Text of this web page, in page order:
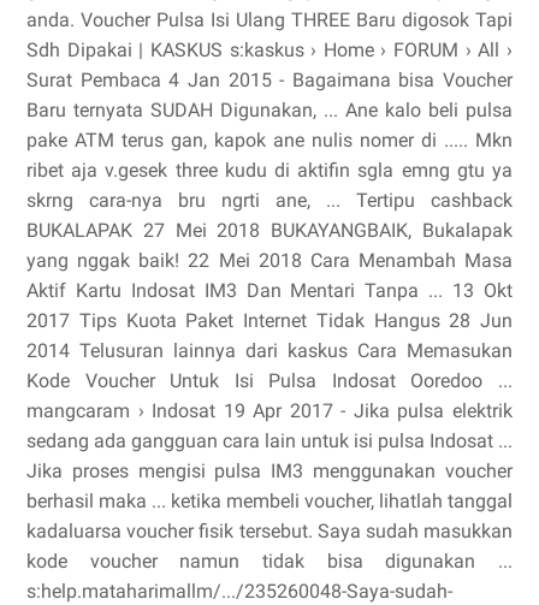
anda. Voucher Pulsa Isi Ulang THREE Baru digosok Tapi
Sdh Dipakai | KASKUS s:kaskus › Home › FORUM › All ›
Surat Pembaca 4 Jan 2015 - Bagaimana bisa Voucher
Baru ternyata SUDAH Digunakan, ... Ane kalo beli pulsa
pake ATM terus gan, kapok ane nulis nomer di ..... Mkn
ribet aja v.gesek three kudu di aktifin sgla emng gtu ya
skrng cara-nya bru ngrti ane, ... Tertipu cashback
BUKALAPAK 27 Mei 2018 BUKAYANGBAIK, Bukalapak
yang nggak baik! 22 Mei 2018 Cara Menambah Masa
Aktif Kartu Indosat IM3 Dan Mentari Tanpa ... 13 Okt
2017 Tips Kuota Paket Internet Tidak Hangus 28 Jun
2014 Telusuran lainnya dari kaskus Cara Memasukan
Kode Voucher Untuk Isi Pulsa Indosat Ooredoo ...
mangcaram › Indosat 19 Apr 2017 - Jika pulsa elektrik
sedang ada gangguan cara lain untuk isi pulsa Indosat ...
Jika proses mengisi pulsa IM3 menggunakan voucher
berhasil maka ... ketika membeli voucher, lihatlah tanggal
kadaluarsa voucher fisik tersebut. Saya sudah masukkan
kode voucher namun tidak bisa digunakan ...
s:help.mataharimallm/.../235260048-Saya-sudah-